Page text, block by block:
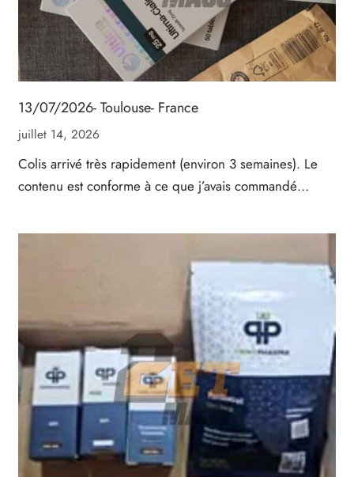
13/07/2026- Toulouse- France
juillet 14, 2026
Colis arrivé très rapidement (environ 3 semaines). Le
contenu est conforme à ce que j’avais commandé…